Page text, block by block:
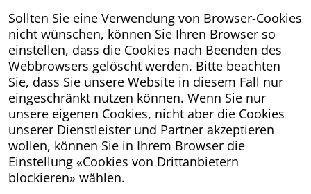
Sollten Sie eine Verwendung von Browser-Cookies
nicht wünschen, können Sie Ihren Browser so
einstellen, dass die Cookies nach Beenden des
Webbrowsers gelöscht werden. Bitte beachten
Sie, dass Sie unsere Website in diesem Fall nur
eingeschränkt nutzen können. Wenn Sie nur
unsere eigenen Cookies, nicht aber die Cookies
unserer Dienstleister und Partner akzeptieren
wollen, können Sie in Ihrem Browser die
Einstellung «Cookies von Drittanbietern
blockieren» wählen.